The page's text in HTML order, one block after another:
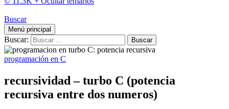
Buscar
Menú principal
Buscar:
programación en C
recursividad – turbo C (potencia
recursiva entre dos numeros)